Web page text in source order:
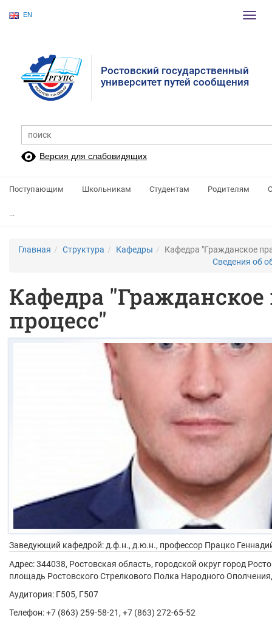
EN
Ростовский государственный
университет путей сообщения
Версия для слабовидящих
Поступающим Школьникам Студентам Родителям
...
Главная Структура Кафедры
Кафедра "Гражданское
Сведения об
Кафедра "Гражданское
процесс"
Заведующий кафедрой: д.ф.н., д.ю.н., профессор Працко
Адрес:344038, Ростовская область, городской округ город
площадь Ростовского Стрелкового Полка Народного
Аудитория: Г505, Г507
Телефон: +7 (863) 259-58-21, +7 (863) 272-65-52